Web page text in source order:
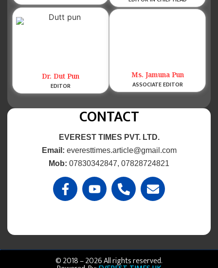
Dr. Dut Pun
EDITOR
Ms. Jamuna Pun
ASSOCIATE EDITOR
CONTACT
EVEREST TIMES PVT. LTD.
Email: everesttimes.article@gmail.com
Mob: 07830342847, 07828724821
© 2018 – 2026 All rights reserved.